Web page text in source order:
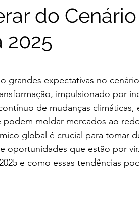
do
2025
grandes expectativas no
impulsionado por
de mudanças climáticas,
podem moldar mercados ao
global é crucial para tomar
oportunidades que estão por
e como essas tendências